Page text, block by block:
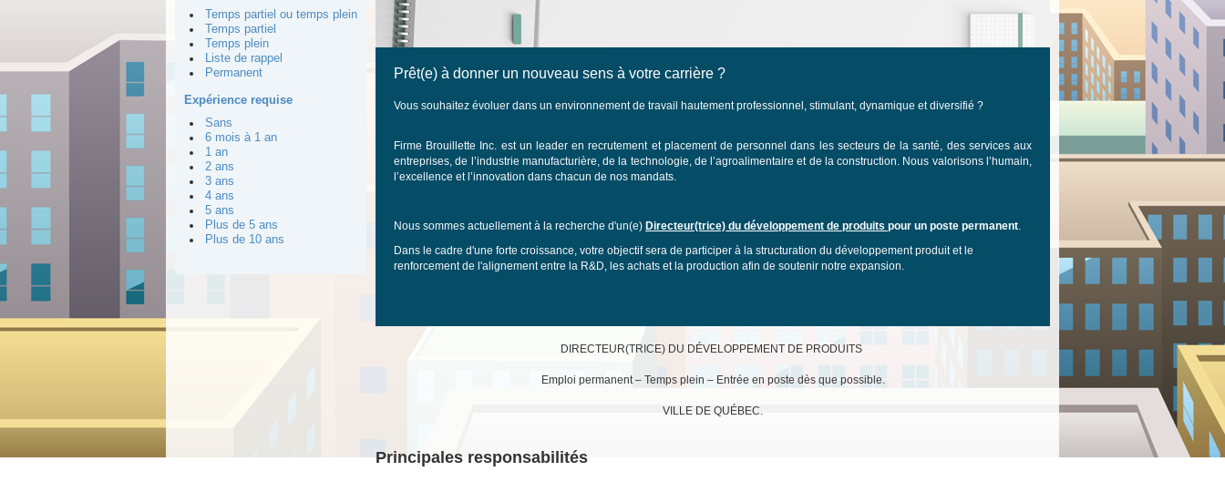
Temps partiel ou temps plein
Temps partiel
Temps plein
Liste de rappel
Permanent
Expérience requise
Sans
6 mois à 1 an
1 an
2 ans
3 ans
4 ans
5 ans
Plus de 5 ans
Plus de 10 ans
Prêt(e) à donner un nouveau sens à votre carrière ?
Vous souhaitez évoluer dans un environnement de travail hautement professionnel, stimulant, dynamique et diversifié ?
Firme Brouillette Inc. est un leader en recrutement et placement de personnel dans les secteurs de la santé, des services aux
entreprises, de l’industrie manufacturière, de la technologie, de l’agroalimentaire et de la construction. Nous valorisons l’humain,
l’excellence et l’innovation dans chacun de nos mandats.
Nous sommes actuellement à la recherche d'un(e) Directeur(trice) du développement de produits pour un poste permanent.
Dans le cadre d'une forte croissance, votre objectif sera de participer à la structuration du développement produit et le
renforcement de l'alignement entre la R&D, les achats et la production afin de soutenir notre expansion.
DIRECTEUR(TRICE) DU DÉVELOPPEMENT DE PRODUITS
Emploi permanent – Temps plein – Entrée en poste dès que possible.
VILLE DE QUÉBEC.
Principales responsabilités